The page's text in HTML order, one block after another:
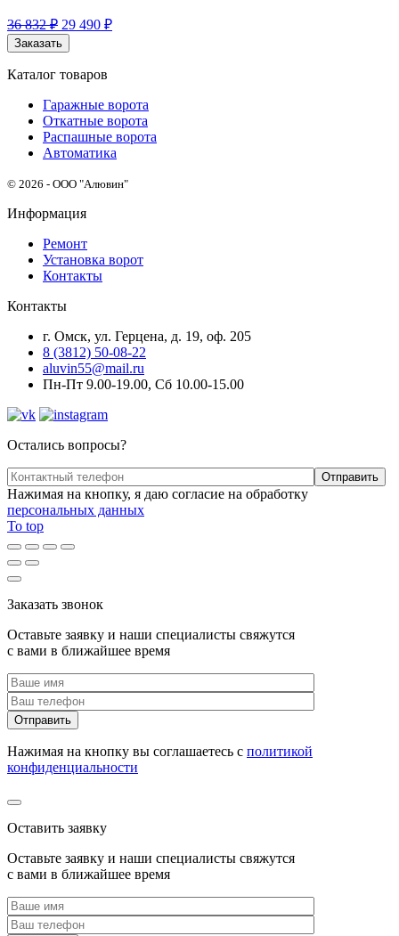
36 832₽ 29 490 ₽
Заказать
Каталог товаров
Гаражные ворота
Откатные ворота
Распашные ворота
Автоматика
© 2026 - ООО "Алювин"
Информация
Ремонт
Установка ворот
Контакты
Контакты
г. Омск, ул. Герцена, д. 19, оф. 205
8 (3812) 50-08-22
aluvin55@mail.ru
Пн-Пт 9.00-19.00, Сб 10.00-15.00
Остались вопросы?
Нажимая на кнопку, я даю согласие на обработку
персональных данных
To top
Заказать звонок
Оставьте заявку и наши специалисты свяжутся
с вами в ближайшее время
Нажимая на кнопку вы соглашаетесь с политикой
конфиденциальности
Оставить заявку
Оставьте заявку и наши специалисты свяжутся
с вами в ближайшее время